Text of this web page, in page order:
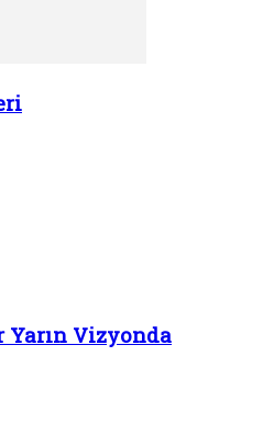
Yarın Vizyonda